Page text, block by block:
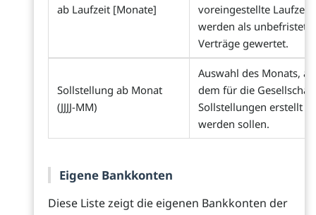
ab Laufzeit [Monate]
voreingestellte Laufzeit
werden als unbefristete
Verträge gewertet.
Sollstellung ab Monat
(JJJJ-MM)
Auswahl des Monats, ab
dem für die Gesellschaft
Sollstellungen erstellt
werden sollen.
Eigene Bankkonten
Diese Liste zeigt die eigenen Bankkonten der